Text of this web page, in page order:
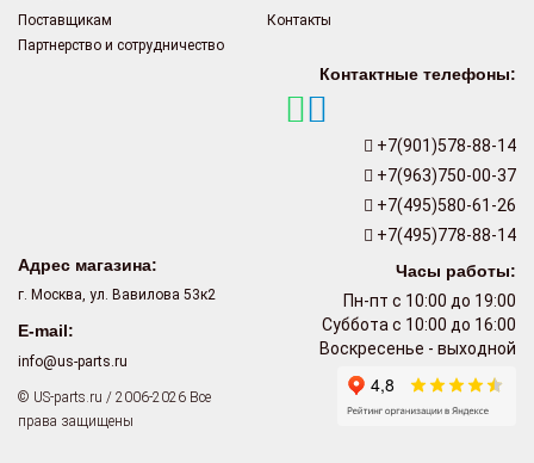
Поставщикам
Партнерство и сотрудничество
Контакты
Контактные телефоны:
+7(901)578-88-14
+7(963)750-00-37
+7(495)580-61-26
+7(495)778-88-14
Часы работы:
Пн-пт с 10:00 до 19:00
Суббота с 10:00 до 16:00
Воскресенье - выходной
Адрес магазина:
г. Москва, ул. Вавилова 53к2
E-mail:
info@us-parts.ru
© US-parts.ru / 2006-2026 Все
права защищены